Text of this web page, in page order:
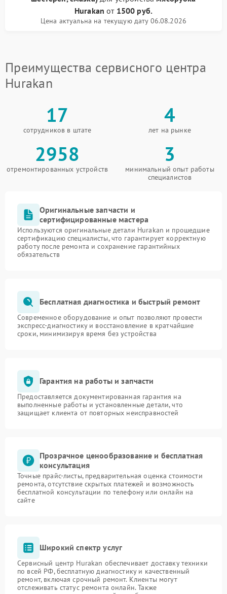
Hurakan от 1500 руб.
Цена актуальна на текущую дату 06.08.2026
Преимущества сервисного центра
Hurakan
17
сотрудников в штате
4
лет на рынке
2958
отремонтированных устройств
3
минимальный опыт работы
специалистов
Оригинальные запчасти и
сертифицированные мастера
Используются оригинальные детали Hurakan и прошедшие
сертификацию специалисты, что гарантирует корректную
работу после ремонта и сохранение гарантийных
обязательств
Бесплатная диагностика и быстрый ремонт
Современное оборудование и опыт позволяют провести
экспресс-диагностику и восстановление в кратчайшие
сроки, минимизируя время без устройства
Гарантия на работы и запчасти
Предоставляется документированная гарантия на
выполненные работы и установленные детали, что
защищает клиента от повторных неисправностей
Прозрачное ценообразование и бесплатная
консультация
Точные прайс-листы, предварительная оценка стоимости
ремонта, отсутствие скрытых платежей и возможность
бесплатной консультации по телефону или онлайн на
сайте
Широкий спектр услуг
Сервисный центр Hurakan обеспечивает доставку техники
по всей РФ, бесплатную диагностику и качественный
ремонт, включая срочный ремонт. Клиенты могут
отслеживать статус ремонта онлайн. Также